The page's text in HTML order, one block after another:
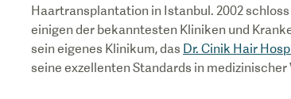
Haartransplantation in Istanbul. 2002
einigen der bekanntesten Kliniken und
sein eigenes Klinikum, das Dr. Cinik Hair
seine exzellenten Standards in